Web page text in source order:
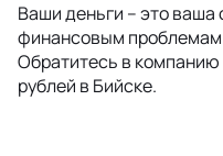
Ваши деньги – это
финансовым проблемам
Обратитесь в
рублей в Бийске.